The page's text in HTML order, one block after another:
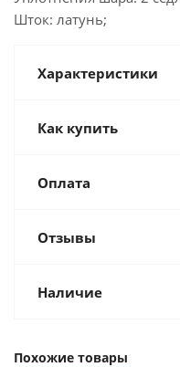
Шток: латунь;
Характеристики
Как купить
Оплата
Отзывы
Наличие
Похожие товары